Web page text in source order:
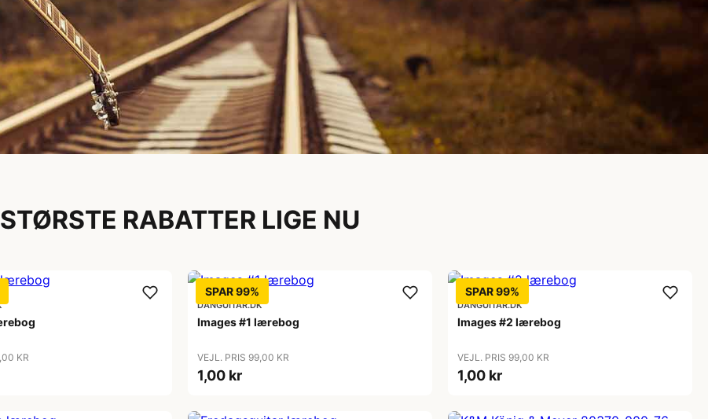
STØRSTE RABATTER LIGE NU
KR
SPAR 99%
DANGUITAR.DK
Images #1 lærebog
VEJL. PRIS 99,00 KR
1,00 kr
SPAR 99%
DANGUITAR.DK
Images #2 lærebog
VEJL. PRIS 99,00 KR
1,00 kr